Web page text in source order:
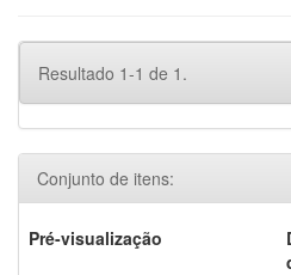
Resultado 1-1 de 1.
Conjunto de itens:
Pré-visualização